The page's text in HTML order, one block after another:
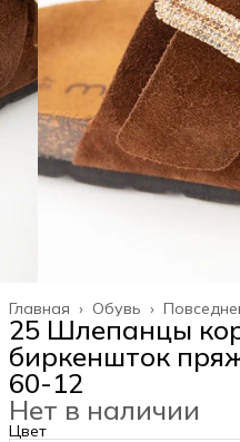
Обувь ›
Главная ›
25 Шлепанцы
биркеншток
60-12
Нет в наличии
Цвет